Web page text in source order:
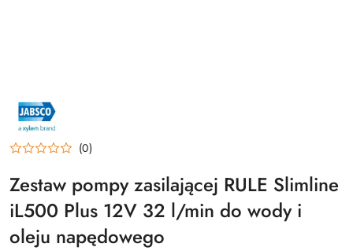
NAZWA
PRODUCENTA:
JABSCO
(0)
Zestaw pompy zasilającej RULE Slimline
iL500 Plus 12V 32 l/min do wody i
oleju napędowego